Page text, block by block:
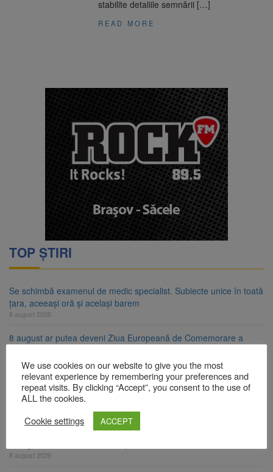
stabilite detaliile semnării […]
READ MORE
TOP ȘTIRI
Se schimbă examenul de medic specialist. Subiecte unice în toată
țara, aceeași oră și același barem
8 august 2026
8 august ar putea deveni Ziua Europeană de Comemorare a
8 august 2026
Am început demolarea fostului complex Duplex 91, de lângă Piața
Star
Ungaria renunță la apelul pentru reducerea consumului de
8 august 2026
We use cookies on our website to give you the most
relevant experience by remembering your preferences and
repeat visits. By clicking “Accept”, you consent to the use of
ALL the cookies.
Cookie settings
ACCEPT